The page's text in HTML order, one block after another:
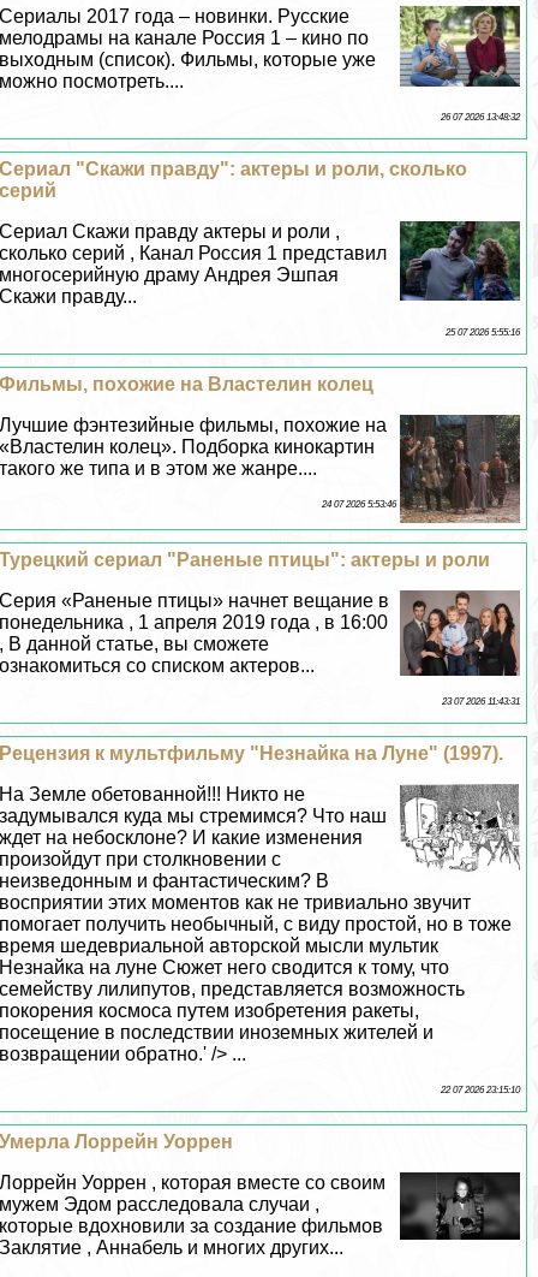
Сериалы 2017 года – новинки. Русские
мелодрамы на канале Россия 1 – кино по
выходным (список). Фильмы, которые уже
можно посмотреть....
26 07 2026 13:48:32
Сериал "Скажи правду": актеры и роли, сколько
серий
Сериал Скажи правду актеры и роли ,
сколько серий , Канал Россия 1 представил
многосерийную драму Андрея Эшпая
Скажи правду...
25 07 2026 5:55:16
Фильмы, похожие на Властелин колец
Лучшие фэнтезийные фильмы, похожие на
«Властелин колец». Подборка кинокартин
такого же типа и в этом же жанре....
24 07 2026 5:53:46
Турецкий сериал "Раненые птицы": актеры и роли
Серия «Раненые птицы» начнет вещание в
понедельника , 1 апреля 2019 года , в 16:00
, В данной статье, вы сможете
ознакомиться со списком актеров...
23 07 2026 11:43:31
Рецензия к мультфильму "Незнайка на Луне" (1997).
На Земле обетованной!!! Никто не
задумывался куда мы стремимся? Что наш
ждет на небосклоне? И какие изменения
произойдут при столкновении с
неизведонным и фантастическим? В
восприятии этих моментов как не тривиально звучит
помогает получить необычный, с виду простой, но в тоже
время шедевриальной авторской мысли мультик
Незнайка на луне Сюжет него сводится к тому, что
семейству лилипутов, представляется возможность
покорения космоса путем изобретения paкеты,
посещение в последствии иноземных жителей и
возвращении обратно.' /> ...
22 07 2026 23:15:10
Умерла Лоррейн Уоррен
Лоррейн Уоррен , которая вместе со своим
мужем Эдом расследовала случаи ,
которые вдохновили за создание фильмов
Заклятие , Аннабель и многих других...